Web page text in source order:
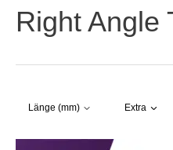
Right Angle
Länge (mm) Extra